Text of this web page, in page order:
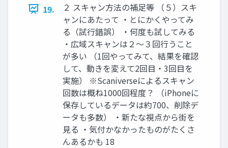
19.
２ スキャン方法の補足等 （５）スキ
ャンにあたって ・とにかくやってみ
る（試行錯誤） ・何度も試してみる
・広域スキャンは２～３回行うこと
が多い （1回やってみて、結果を確認
して、動きを変えて2回目・3回目を
実施） ※Scaniverseによるスキャン
回数は概ね1000回程度？ （iPhoneに
保存しているデータは約700、削除デ
ータも多数） ・新たな視点から街を
見る ・気付かなかったものがたくさ
んあるかも 18